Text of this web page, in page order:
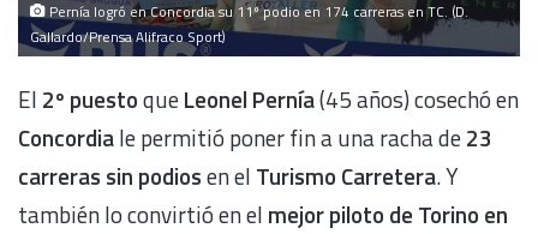
Pernía logró en Concordia su 11º podio en 174 carreras en TC. (D.
Gallardo/Prensa Alifraco Sport)
El 2º puestoqueLeonel Pernía(45 años) cosechó en
Concordiale permitió poner fin a una racha de23
carreras sin podiosen el Turismo Carretera. Y
también lo convirtió en el mejor piloto de Torino en